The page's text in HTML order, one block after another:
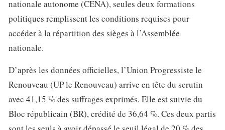
nationale autonome (CENA), seules deux formations
politiques remplissent les conditions requises pour
accéder à la répartition des sièges à l’Assemblée
nationale.
D’après les données officielles, l’Union Progressiste le
Renouveau (UP le Renouveau) arrive en tête du scrutin
avec 41,15 % des suffrages exprimés. Elle est suivie du
Bloc républicain (BR), crédité de 36,64 %. Ces deux partis